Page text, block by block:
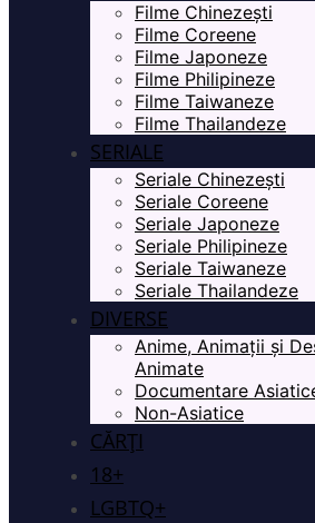
Filme Chinezești
Filme Coreene
Filme Japoneze
Filme Philipineze
Filme Taiwaneze
Filme Thailandeze
SERIALE
Seriale Chinezești
Seriale Coreene
Seriale Japoneze
Seriale Philipineze
Seriale Taiwaneze
Seriale Thailandeze
DIVERSE
Anime, Animații și
Animate
Documentare
Non-Asiatice
CĂRȚI
18+
LGBTQ+